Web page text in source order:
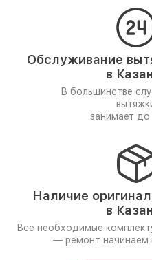
Обслуживание
в
В большинстве
занимает до
Наличие
в
Все необходимые
— ремонт начинаем